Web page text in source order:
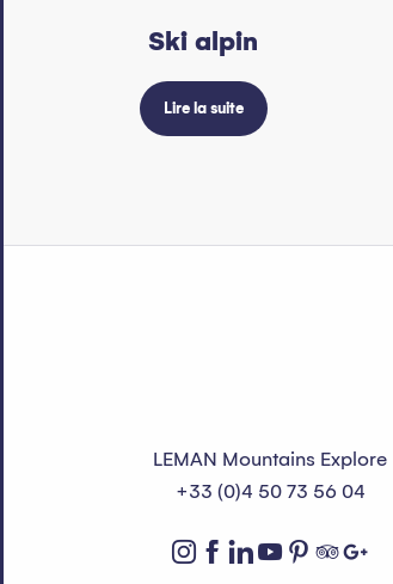
Ski alpin
Lire la suite
LEMAN Mountains Explore
+33 (0)4 50 73 56 04